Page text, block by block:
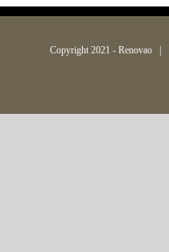
Copyright 2021 -Renovao |